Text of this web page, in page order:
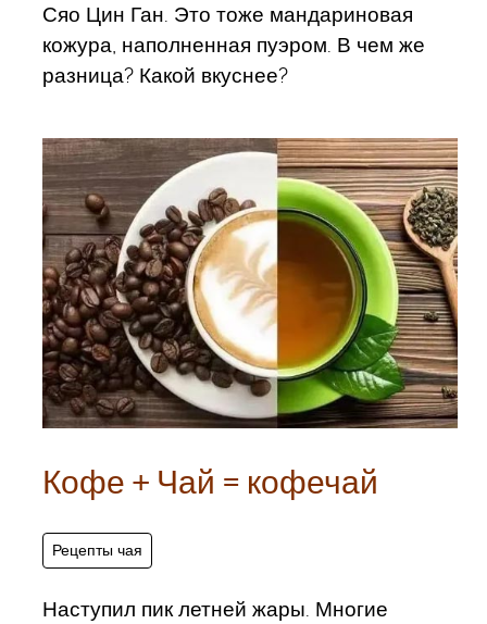
Сяо Цин Ган. Это тоже мандариновая
кожура, наполненная пуэром. В чем же
разница? Какой вкуснее?
Кофе + Чай = кофечай
Рецепты чая
Наступил пик летней жары. Многие